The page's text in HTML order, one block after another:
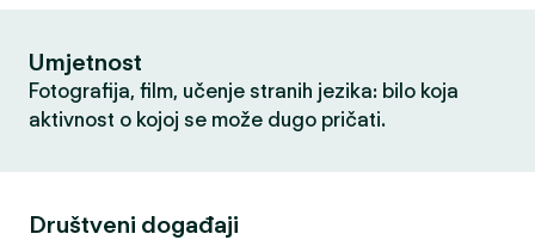
Umjetnost
Fotografija, film, učenje stranih jezika: bilo koja
aktivnost o kojoj se može dugo pričati.
Društveni događaji